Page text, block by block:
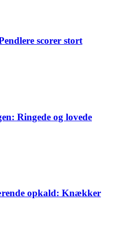
scorer stort
Ringede og lovede
opkald: Knækker